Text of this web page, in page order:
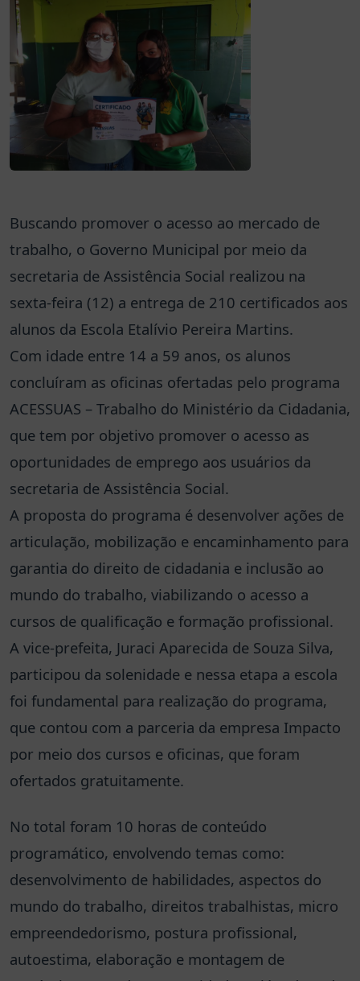
Buscando promover o acesso ao mercado de
trabalho, o Governo Municipal por meio da
secretaria de Assistência Social realizou na
sexta-feira (12) a entrega de 210 certificados aos
alunos da Escola Etalívio Pereira Martins.
Com idade entre 14 a 59 anos, os alunos
concluíram as oficinas ofertadas pelo programa
ACESSUAS – Trabalho do Ministério da Cidadania,
que tem por objetivo promover o acesso as
oportunidades de emprego aos usuários da
secretaria de Assistência Social.
A proposta do programa é desenvolver ações de
articulação, mobilização e encaminhamento para
garantia do direito de cidadania e inclusão ao
mundo do trabalho, viabilizando o acesso a
cursos de qualificação e formação profissional.
A vice-prefeita, Juraci Aparecida de Souza Silva,
participou da solenidade e nessa etapa a escola
foi fundamental para realização do programa,
que contou com a parceria da empresa Impacto
por meio dos cursos e oficinas, que foram
ofertados gratuitamente.
No total foram 10 horas de conteúdo
programático, envolvendo temas como:
desenvolvimento de habilidades, aspectos do
mundo do trabalho, direitos trabalhistas, micro
empreendedorismo, postura profissional,
autoestima, elaboração e montagem de